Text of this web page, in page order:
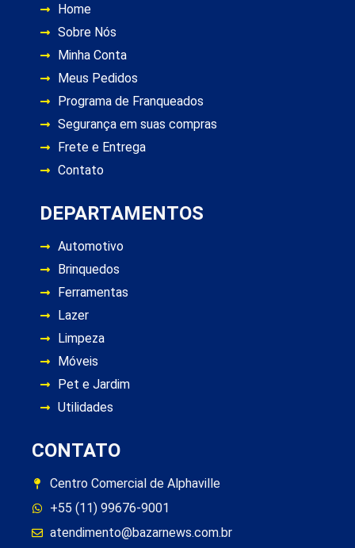
Home
Sobre Nós
Minha Conta
Meus Pedidos
Programa de Franqueados
Segurança em suas compras
Frete e Entrega
Contato
DEPARTAMENTOS
Automotivo
Brinquedos
Ferramentas
Lazer
Limpeza
Móveis
Pet e Jardim
Utilidades
CONTATO
Centro Comercial de Alphaville
+55 (11) 99676-9001
atendimento@bazarnews.com.br